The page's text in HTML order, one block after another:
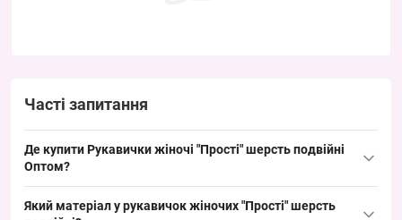
Часті запитання
Де купити Рукавички жіночі "Прості" шерсть подвійні
Оптом?
упаковкою з Одеси 7КМ; модель ходова в зимовий період і має
Який матеріал у рукавичок жіночих "Прості" шерсть